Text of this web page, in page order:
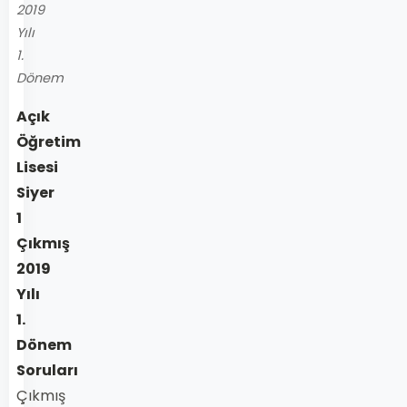
2019
Yılı
1.
Dönem
Açık
Öğretim
Lisesi
Siyer
1
Çıkmış
2019
Yılı
1.
Dönem
Soruları
Çıkmış